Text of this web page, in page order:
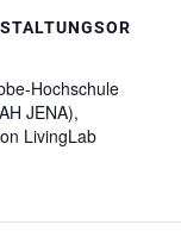
Hochschule
JENA),
LivingLab